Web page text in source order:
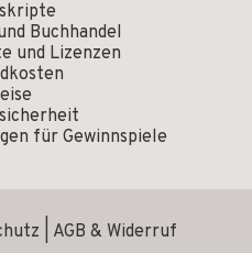
Buchhandel
und Lizenzen
für Gewinnspiele
AGB & Widerruf